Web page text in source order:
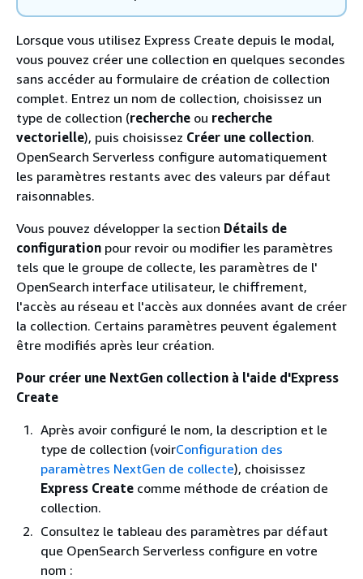
Lorsque vous utilisez Express Create depuis le modal,
vous pouvez créer une collection en quelques secondes
sans accéder au formulaire de création de collection
complet. Entrez un nom de collection, choisissez un
type de collection (recherche ou recherche
vectorielle), puis choisissez Créer une collection.
OpenSearch Serverless configure automatiquement
les paramètres restants avec des valeurs par défaut
raisonnables.
Vous pouvez développer la section Détails de
configuration pour revoir ou modifier les paramètres
tels que le groupe de collecte, les paramètres de l'
OpenSearch interface utilisateur, le chiffrement,
l'accès au réseau et l'accès aux données avant de créer
la collection. Certains paramètres peuvent également
être modifiés après leur création.
Pour créer une NextGen collection à l'aide d'Express
Create
Après avoir configuré le nom, la description et le
type de collection (voirConfiguration des
paramètres NextGen de collecte), choisissez
Express Create comme méthode de création de
collection.
Consultez le tableau des paramètres par défaut
que OpenSearch Serverless configure en votre
nom :